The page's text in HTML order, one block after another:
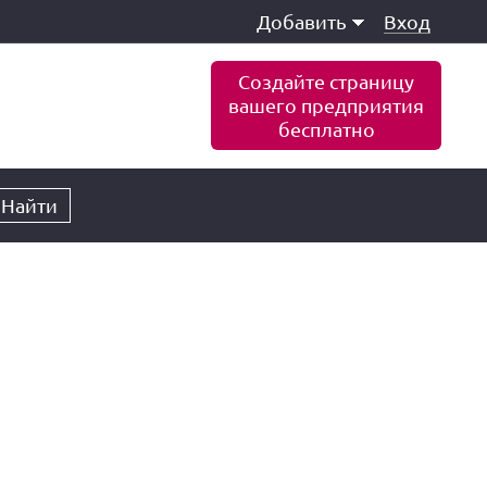
Добавить Вход
Создайте страницу
вашего предприятия
бесплатно
Найти